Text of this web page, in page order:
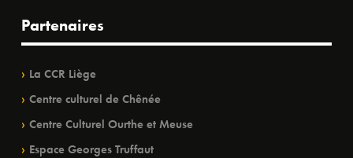
Partenaires
La CCR Liège
Centre culturel de Chênée
Centre Culturel Ourthe et Meuse
Espace Georges Truffaut